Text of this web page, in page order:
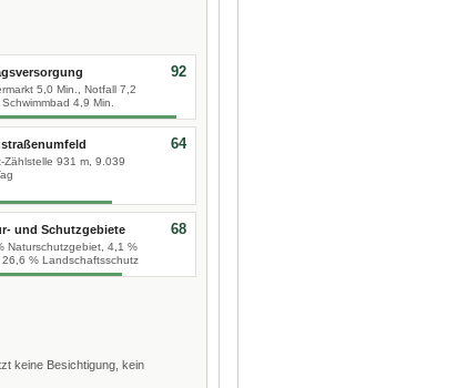
5,0 Min., Notfall 7,2
4,9 Min.
92
Zählstelle 931 m, 9.039
64
und Schutzgebiete
Naturschutzgebiet, 4,1 %
26,6 % Landschaftsschutz
68
keine Besichtigung, kein